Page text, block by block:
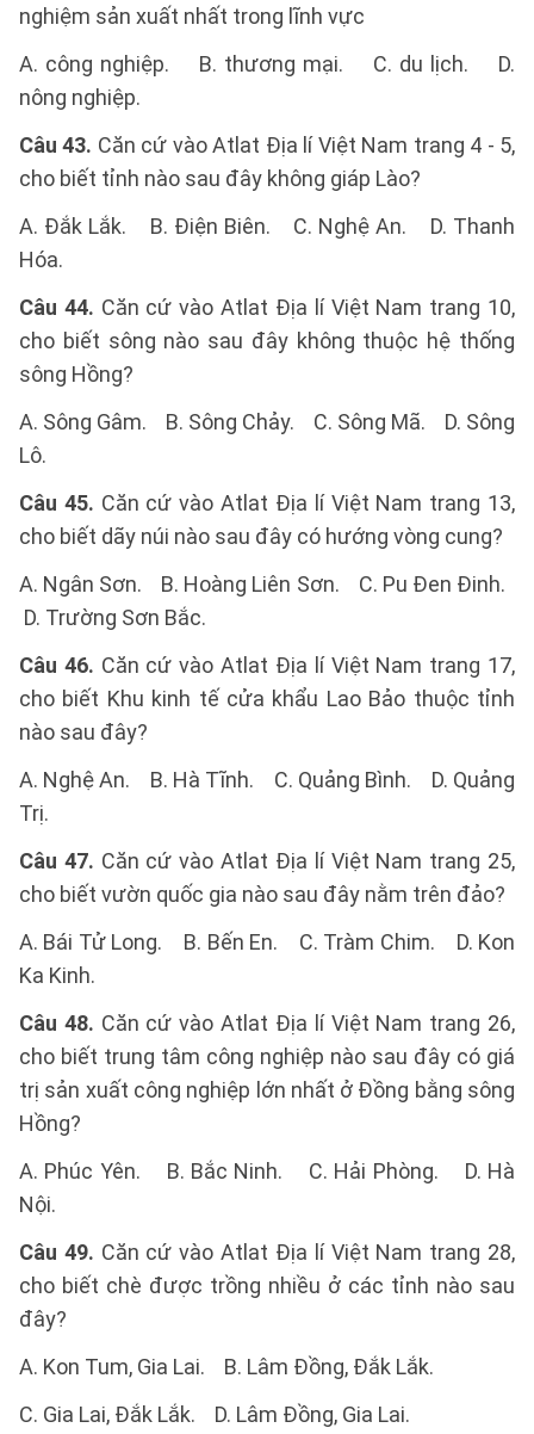
nghiệm sản xuất nhất trong lĩnh vực
A. công nghiệp. B. thương mại. C. du lịch. D.
nông nghiệp.
Câu 43. Căn cứ vào Atlat Địa lí Việt Nam trang 4 - 5,
cho biết tỉnh nào sau đây không giáp Lào?
A. Đắk Lắk. B. Điện Biên. C. Nghệ An. D. Thanh
Hóa.
Câu 44. Căn cứ vào Atlat Địa lí Việt Nam trang 10,
cho biết sông nào sau đây không thuộc hệ thống
sông Hồng?
A. Sông Gâm. B. Sông Chảy. C. Sông Mã. D. Sông
Lô.
Câu 45. Căn cứ vào Atlat Địa lí Việt Nam trang 13,
cho biết dãy núi nào sau đây có hướng vòng cung?
A. Ngân Sơn. B. Hoàng Liên Sơn. C. Pu Đen Đinh.
D. Trường Sơn Bắc.
Câu 46. Căn cứ vào Atlat Địa lí Việt Nam trang 17,
cho biết Khu kinh tế cửa khẩu Lao Bảo thuộc tỉnh
nào sau đây?
A. Nghệ An. B. Hà Tĩnh. C. Quảng Bình. D. Quảng
Trị.
Câu 47. Căn cứ vào Atlat Địa lí Việt Nam trang 25,
cho biết vườn quốc gia nào sau đây nằm trên đảo?
A. Bái Tử Long. B. Bến En. C. Tràm Chim. D. Kon
Ka Kinh.
Câu 48. Căn cứ vào Atlat Địa lí Việt Nam trang 26,
cho biết trung tâm công nghiệp nào sau đây có giá
trị sản xuất công nghiệp lớn nhất ở Đồng bằng sông
Hồng?
A. Phúc Yên. B. Bắc Ninh. C. Hải Phòng. D. Hà
Nội.
Câu 49. Căn cứ vào Atlat Địa lí Việt Nam trang 28,
cho biết chè được trồng nhiều ở các tỉnh nào sau
đây?
A. Kon Tum, Gia Lai. B. Lâm Đồng, Đắk Lắk.
C. Gia Lai, Đắk Lắk. D. Lâm Đồng, Gia Lai.